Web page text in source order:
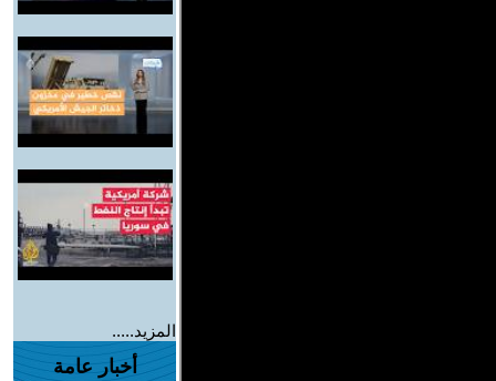
المزيد.....
أخبار عامة